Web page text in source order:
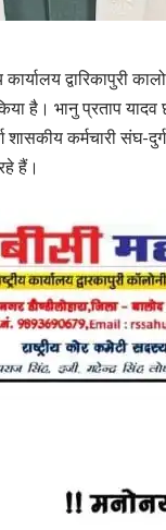
द्वारिकापुरी
है। भानु प्रताप
शासकीय कर्मचारी संघ-
हैं।